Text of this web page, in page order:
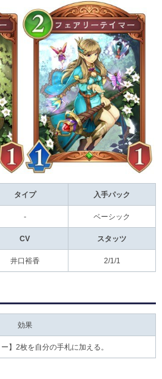
タイプ 入手パック
- ベーシック
CV スタッツ
井口裕香 2/1/1
効果
】2枚を自分の手札に加える。